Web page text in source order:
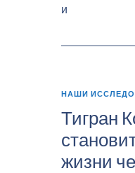
и
НАШИ
Тигран
жизни